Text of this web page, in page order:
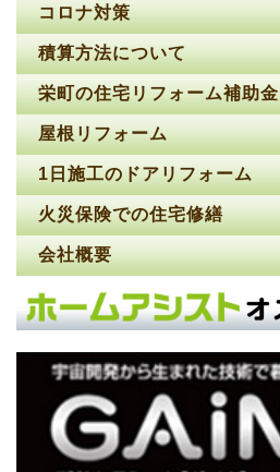
コロナ対策
積算方法について
栄町の住宅リフォーム補助金
屋根リフォーム
1日施工のドアリフォーム
火災保険での住宅修繕
会社概要